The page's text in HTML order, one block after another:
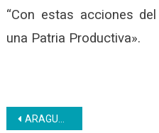
“Con estas acciones
una Patria Productiva».
Navegación
ARAGUA | Inces sostuvo reunión con Fundacite para el bienestar de los pueblos